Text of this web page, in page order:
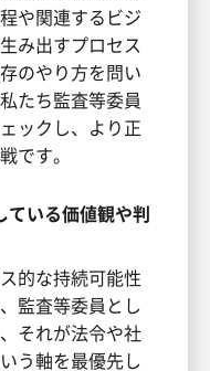
や関連するビジ
み出すプロセス
のやり方を問い
たち監査等委員
ックし、より正
です。
いる価値観や判
的な持続可能性
監査等委員とし
それが法令や社
う軸を最優先し